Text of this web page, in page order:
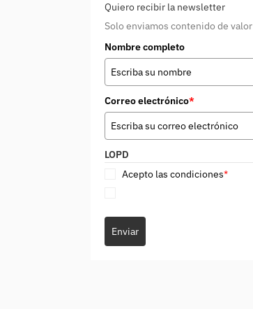
Quiero recibir la newsletter
Solo enviamos contenido de valor
Nombre completo
Correo electrónico*
LOPD
Acepto las condiciones*
Enviar